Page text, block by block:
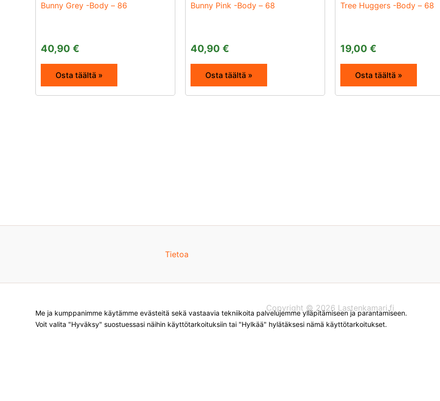
Bunny Grey -Body – 86
40,90 €
Osta täältä »
Bunny Pink -Body – 68
40,90 €
Osta täältä »
Tree Huggers -Body – 68
19,00 €
Osta täältä »
Tietoa
Copyright © 2026 Lastenkamari.fi
Me ja kumppanimme käytämme evästeitä sekä vastaavia tekniikoita palvelujemme ylläpitämiseen ja parantamiseen.
Voit valita "Hyväksy" suostuessasi näihin käyttötarkoituksiin tai "Hylkää" hylätäksesi nämä käyttötarkoitukset.